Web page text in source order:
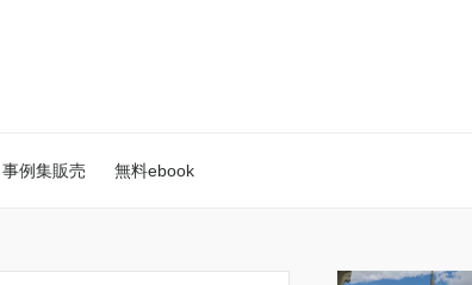
事例集販売 無料ebook